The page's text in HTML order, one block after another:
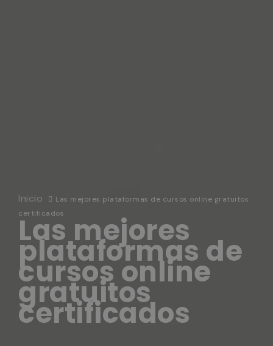
Inicio
Las mejores plataformas de cursos online gratuitos
certificados
Las mejores
plataformas de
cursos online
gratuitos
certificados